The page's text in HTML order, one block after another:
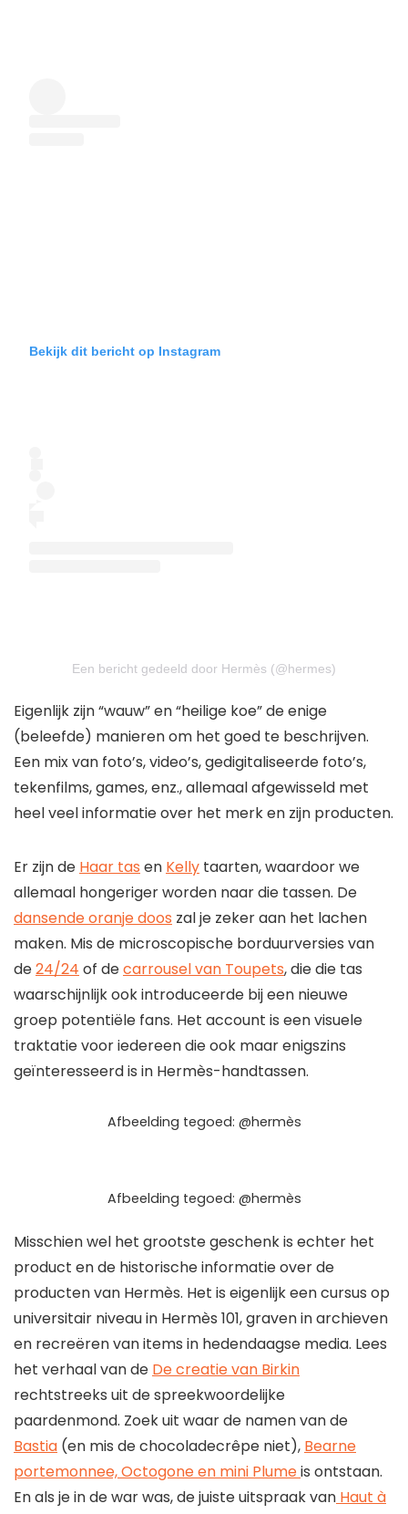
Bekijk dit bericht op Instagram
Een bericht gedeeld door Hermès (@hermes)
Eigenlijk zijn “wauw” en “heilige koe” de enige
(beleefde) manieren om het goed te beschrijven.
Een mix van foto’s, video’s, gedigitaliseerde foto’s,
tekenfilms, games, enz., allemaal afgewisseld met
heel veel informatie over het merk en zijn producten.
Er zijn de Haar tas en Kelly taarten, waardoor we
allemaal hongeriger worden naar die tassen. De
dansende oranje doos zal je zeker aan het lachen
maken. Mis de microscopische borduurversies van
de24/24 of decarrousel van Toupets, die die tas
waarschijnlijk ook introduceerde bij een nieuwe
groep potentiële fans. Het account is een visuele
traktatie voor iedereen die ook maar enigszins
geïnteresseerd is in Hermès-handtassen.
Afbeelding tegoed: @hermès
Afbeelding tegoed: @hermès
Misschien wel het grootste geschenk is echter het
product en de historische informatie over de
producten van Hermès. Het is eigenlijk een cursus op
universitair niveau in Hermès 101, graven in archieven
en recreëren van items in hedendaagse media. Lees
het verhaal van de De creatie van Birkin
rechtstreeks uit de spreekwoordelijke
paardenmond. Zoek uit waar de namen van de
Bastia (en mis de chocoladecrêpe niet), Bearne
portemonnee, Octogone en mini Plumeis ontstaan.
En als je in de war was, de juiste uitspraak van Haut à